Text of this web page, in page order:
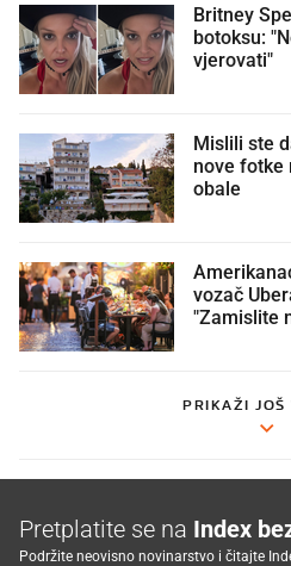
Britney
botoksu:
vjerovati"
Mislili ste
nove fotke
obale
vozač
"Zamislite
PRIKAŽI JOŠ
Pretplatite se na Index
Podržite neovisno novinarstvo i čitajte